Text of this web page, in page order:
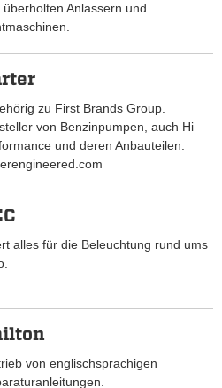
überholten Anlassern und
zu First Brands Group.
von Benzinpumpen, auch Hi
und deren Anbauteilen.
alles für die Beleuchtung rund ums
von englischsprachigen